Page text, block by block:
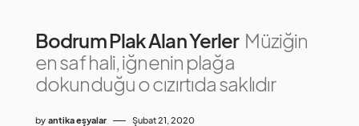
Bodrum Plak Alan Yerler Müziğin
en saf hali, iğnenin plağa
dokunduğu o cızırtıda saklıdır
by antika eşyalar Şubat 21, 2020